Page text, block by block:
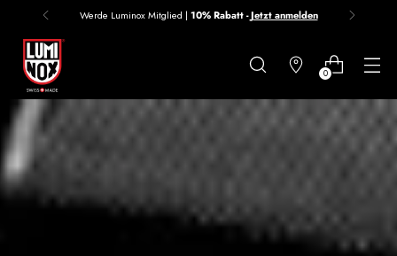
Werde Luminox Mitglied | 10% Rabatt -Jetzt anmelden
0
Danke
für
deine
Anmeldung